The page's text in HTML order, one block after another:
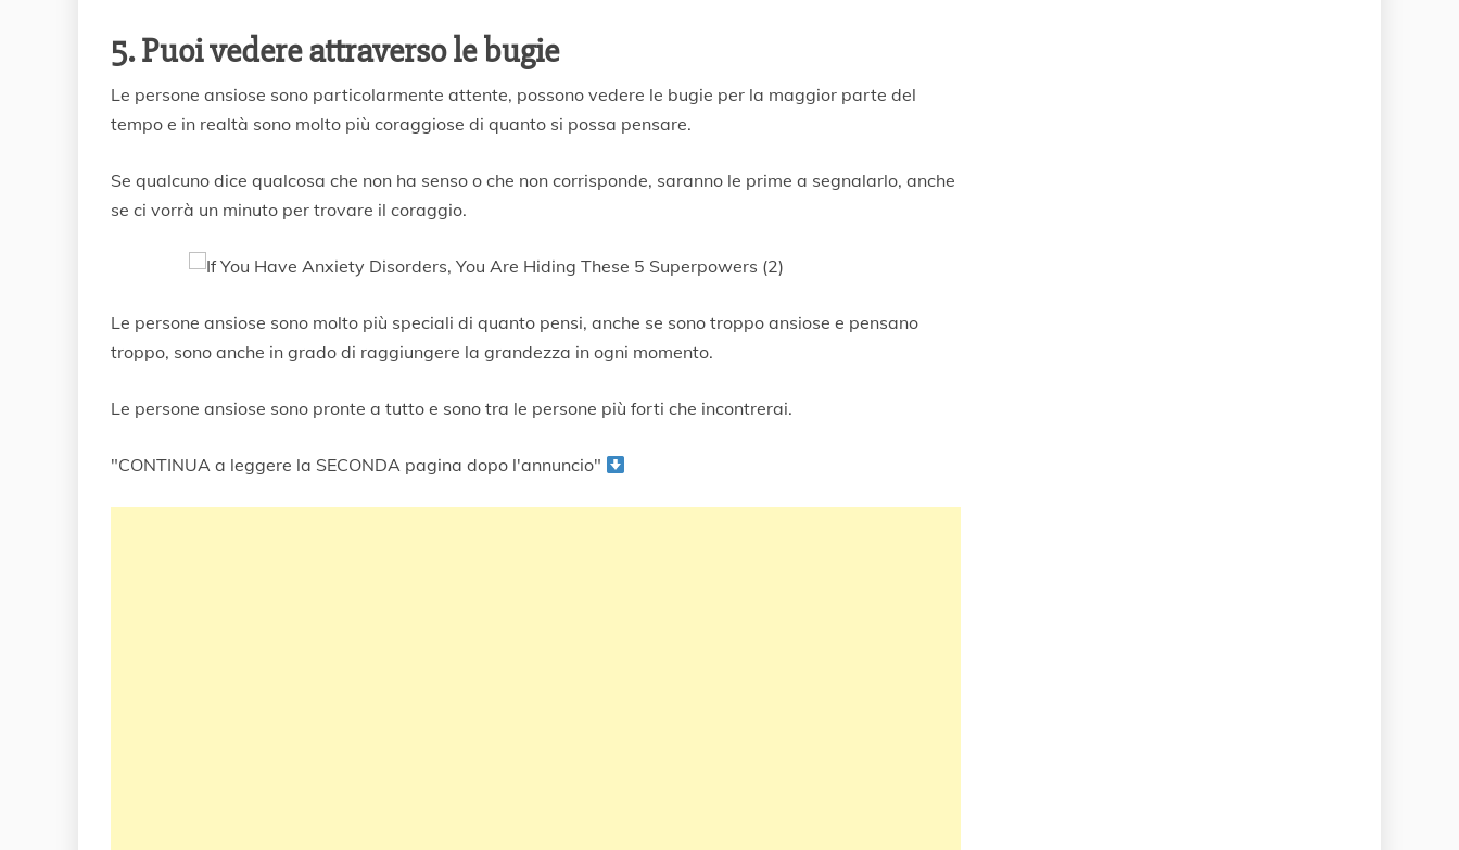
5. Puoi vedere attraverso le bugie
Le persone ansiose sono particolarmente attente, possono vedere le bugie per la maggior parte del
tempo e in realtà sono molto più coraggiose di quanto si possa pensare.
Se qualcuno dice qualcosa che non ha senso o che non corrisponde, saranno le prime a segnalarlo, anche
se ci vorrà un minuto per trovare il coraggio.
Le persone ansiose sono molto più speciali di quanto pensi, anche se sono troppo ansiose e pensano
troppo, sono anche in grado di raggiungere la grandezza in ogni momento.
Le persone ansiose sono pronte a tutto e sono tra le persone più forti che incontrerai.
"CONTINUA a leggere la SECONDA pagina dopo l'annuncio"